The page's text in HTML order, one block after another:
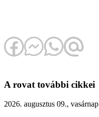
A rovat további cikkei
2026. augusztus 09., vasárnap